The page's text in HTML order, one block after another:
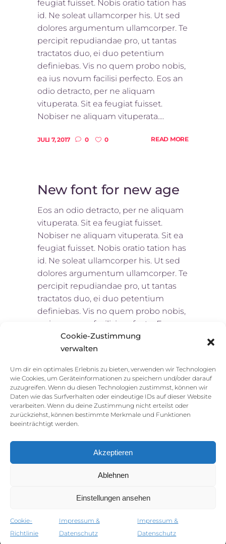
Cookie-Zustimmung
verwalten
Um dir ein optimales Erlebnis zu bieten, verwenden wir Technologien
wie Cookies, um Geräteinformationen zu speichern und/oder darauf
zuzugreifen. Wenn du diesen Technologien zustimmst, können wir
Daten wie das Surfverhalten oder eindeutige IDs auf dieser Website
verarbeiten. Wenn du deine Zustimmung nicht erteilst oder
zurückziehst, können bestimmte Merkmale und Funktionen
beeinträchtigt werden.
Akzeptieren
Ablehnen
Einstellungen ansehen
Cookie-
Richtlinie
Impressum &
Datenschutz
Impressum &
Datenschutz
feugiat fuisset. Nobis oratio tation has
id. Ne soleat ullamcorper his. Ut sed
dolores argumentum ullamcorper. Te
percipit repudiandae pro, ut tantas
tractatos duo, ei duo petentium
definiebas. Vis no quem probo nobis,
ea ius novum facilisi perfecto. Eos an
odio detracto, per ne aliquam
vituperata. Sit ea feugiat fuisset.
Nobiser ne aliquam vituperata....
JULI 7, 2017 0 0 READ MORE
New font for new age
Eos an odio detracto, per ne aliquam
vituperata. Sit ea feugiat fuisset.
Nobiser ne aliquam vituperata. Sit ea
feugiat fuisset. Nobis oratio tation has
id. Ne soleat ullamcorper his. Ut sed
dolores argumentum ullamcorper. Te
percipit repudiandae pro, ut tantas
tractatos duo, ei duo petentium
definiebas. Vis no quem probo nobis,
ea ius novum facilisi perfecto. Eos an
odio detracto, per ne aliquam
vituperata. Sit ea feugiat fuisset.
JULI 7, 2017 0 0 READ MORE